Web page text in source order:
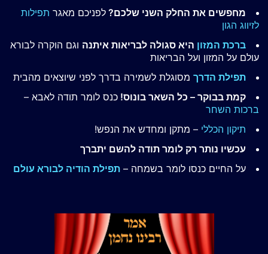
מחפשים את החלק השני שלכם? לפניכם מאגר תפילות
לזיווג הגון
ברכת המזון היא סגולה לבריאות איתנה וגם הוקרה לבורא
עולם על המזון ועל הבריאות
תפילת הדרך מסוגלת לשמירה בדרך לפני שיוצאים מהבית
קמת בבוקר – כל השאר בונוס! כנס לומר תודה לאבא –
ברכות השחר
תיקון הכללי – מתקן ומחדש את הנפש!
עכשיו נותר רק לומר תודה להשם יתברך
על החיים כנסו לומר בשמחה – תפילת הודיה לבורא עולם